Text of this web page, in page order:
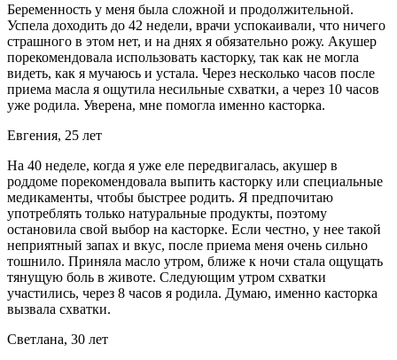
Беременность у меня была сложной и продолжительной.
Успела доходить до 42 недели, врачи успокаивали, что ничего
страшного в этом нет, и на днях я обязательно рожу. Акушер
порекомендовала использовать касторку, так как не могла
видеть, как я мучаюсь и устала. Через несколько часов после
приема масла я ощутила несильные схватки, а через 10 часов
уже родила. Уверена, мне помогла именно касторка.
Евгения, 25 лет
На 40 неделе, когда я уже еле передвигалась, акушер в
роддоме порекомендовала выпить касторку или специальные
медикаменты, чтобы быстрее родить. Я предпочитаю
употреблять только натуральные продукты, поэтому
остановила свой выбор на касторке. Если честно, у нее такой
неприятный запах и вкус, после приема меня очень сильно
тошнило. Приняла масло утром, ближе к ночи стала ощущать
тянущую боль в животе. Следующим утром схватки
участились, через 8 часов я родила. Думаю, именно касторка
вызвала схватки.
Светлана, 30 лет